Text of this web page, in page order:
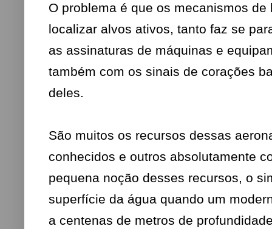
O problema é que os mecanismos
localizar alvos ativos, tanto faz se
as assinaturas de máquinas e
também com os sinais de corações
deles.
São muitos os recursos dessas
conhecidos e outros absolutamente
pequena noção desses recursos, o
superfície da água quando um
a centenas de metros de